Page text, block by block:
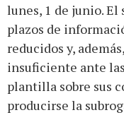
lunes, 1 de junio.
plazos de
reducidos y,
insuficiente ante
plantilla sobre sus
producirse la